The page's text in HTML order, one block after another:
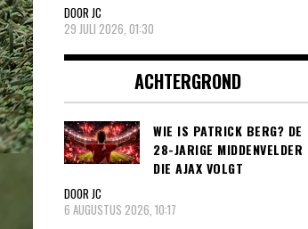
DOOR JC
29 JULI 2026, 01:30
ACHTERGROND
WIE IS PATRICK BERG? DE
28-JARIGE MIDDENVELDER
DIE AJAX VOLGT
DOOR JC
6 AUGUSTUS 2026, 10:17